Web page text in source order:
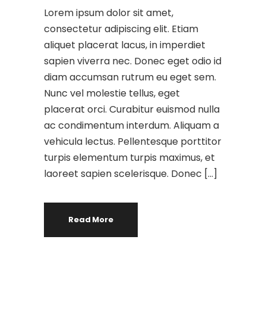
Lorem ipsum dolor sit amet,
consectetur adipiscing elit. Etiam
aliquet placerat lacus, in imperdiet
sapien viverra nec. Donec eget odio id
diam accumsan rutrum eu eget sem.
Nunc vel molestie tellus, eget
placerat orci. Curabitur euismod nulla
ac condimentum interdum. Aliquam a
vehicula lectus. Pellentesque porttitor
turpis elementum turpis maximus, et
laoreet sapien scelerisque. Donec […]
Read More